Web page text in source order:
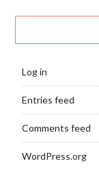
Log in
Entries feed
Comments feed
WordPress.org